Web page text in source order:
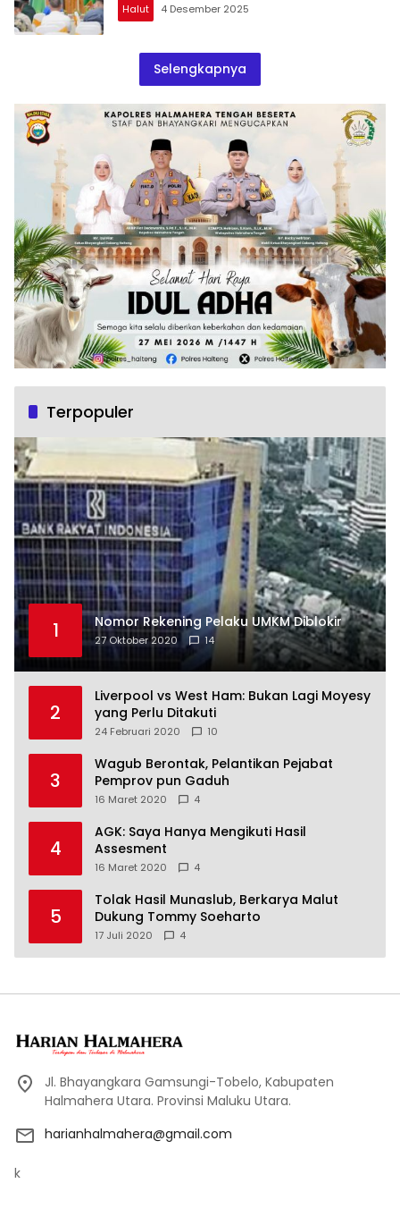
Halut 4 Desember 2025
Selengkapnya
Terpopuler
1 Nomor Rekening Pelaku UMKM Diblokir
27 Oktober 2020 14
2
Liverpool vs West Ham: Bukan Lagi Moyesy
yang Perlu Ditakuti
24 Februari 2020 10
3
Wagub Berontak, Pelantikan Pejabat
Pemprov pun Gaduh
16 Maret 2020 4
4
AGK: Saya Hanya Mengikuti Hasil
Assesment
16 Maret 2020 4
5
Tolak Hasil Munaslub, Berkarya Malut
Dukung Tommy Soeharto
17 Juli 2020 4
Jl. Bhayangkara Gamsungi-Tobelo, Kabupaten
Halmahera Utara. Provinsi Maluku Utara.
harianhalmahera@gmail.com
k